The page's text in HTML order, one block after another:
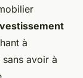
à
avoir à